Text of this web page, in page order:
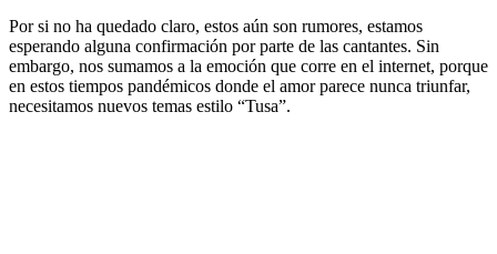
Por si no ha quedado claro, estos aún son rumores, estamos
esperando alguna confirmación por parte de las cantantes. Sin
embargo, nos sumamos a la emoción que corre en el internet, porque
en estos tiempos pandémicos donde el amor parece nunca triunfar,
necesitamos nuevos temas estilo “Tusa”.